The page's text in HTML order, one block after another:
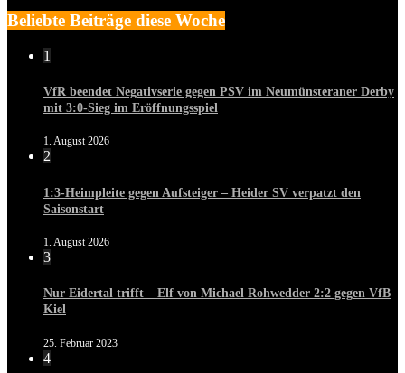
Beliebte Beiträge diese Woche
1
VfR beendet Negativserie gegen PSV im Neumünsteraner Derby
mit 3:0-Sieg im Eröffnungsspiel
1. August 2026
2
1:3-Heimpleite gegen Aufsteiger – Heider SV verpatzt den
Saisonstart
1. August 2026
3
Nur Eidertal trifft – Elf von Michael Rohwedder 2:2 gegen VfB
Kiel
25. Februar 2023
4